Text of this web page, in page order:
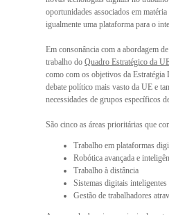
oportunidades associados em
igualmente uma plataforma para o
Em consonância com a abordagem
trabalho do Quadro Estratégico da
como com os objetivos da Estratégia
debate político mais vasto da UE e
necessidades de grupos específicos
São cinco as áreas prioritárias que
Trabalho em plataformas
Robótica avançada e
Trabalho à distância
Sistemas digitais inteligentes
Gestão de trabalhadores